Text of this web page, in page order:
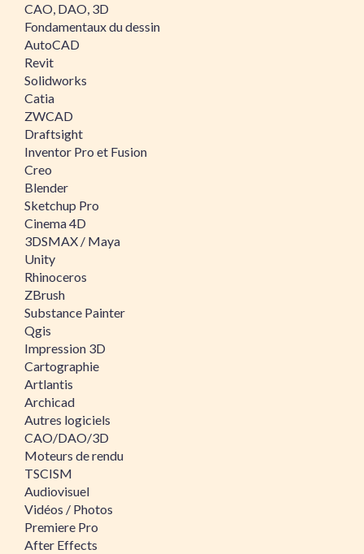
CAO, DAO, 3D
Fondamentaux du dessin
AutoCAD
Revit
Solidworks
Catia
ZWCAD
Draftsight
Inventor Pro et Fusion
Creo
Blender
Sketchup Pro
Cinema 4D
3DSMAX / Maya
Unity
Rhinoceros
ZBrush
Substance Painter
Qgis
Impression 3D
Cartographie
Artlantis
Archicad
Autres logiciels
CAO/DAO/3D
Moteurs de rendu
TSCISM
Audiovisuel
Vidéos / Photos
Premiere Pro
After Effects